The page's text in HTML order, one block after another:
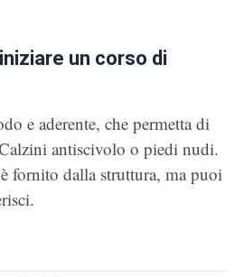
un corso di
e aderente, che permetta di
antiscivolo o piedi nudi.
fornito dalla struttura, ma puoi